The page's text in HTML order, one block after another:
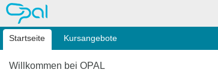
OPAL
Startseite Kursangebote
Willkommen bei OPAL